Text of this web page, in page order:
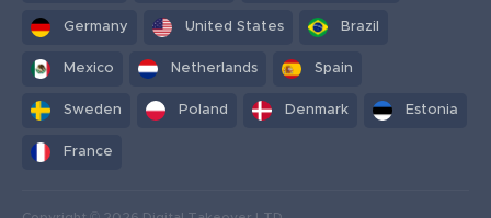
Germany United States Brazil
Mexico Netherlands Spain
Sweden Poland Denmark Estonia
France